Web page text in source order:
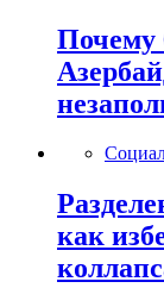
Почему
как